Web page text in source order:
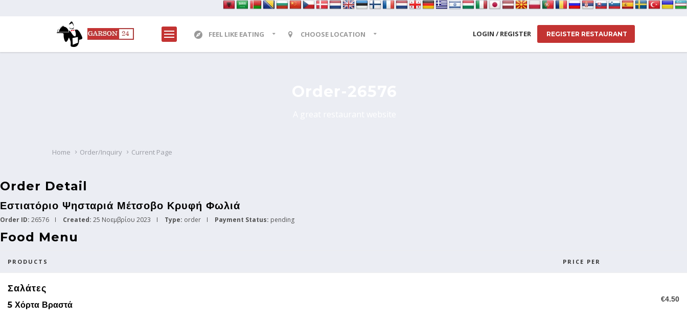
FEEL LIKE EATING CHOOSE LOCATION LOGIN / REGISTER REGISTER RESTAURANT
Home Order/Inquiry Current Page
Order Detail
Εστιατόριο Ψησταριά Μέτσοβο Κρυφή Φωλιά
Order ID: 26576 Created: 25 Νοεμβρίου 2023 Type: order Payment Status: pending
Food Menu
PRODUCTS PRICE PER
Σαλάτες
5 Χόρτα Βραστά
€4.50